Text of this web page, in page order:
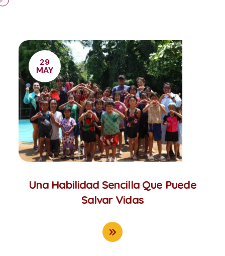
29
MAY
Una Habilidad Sencilla Que Puede
Salvar Vidas